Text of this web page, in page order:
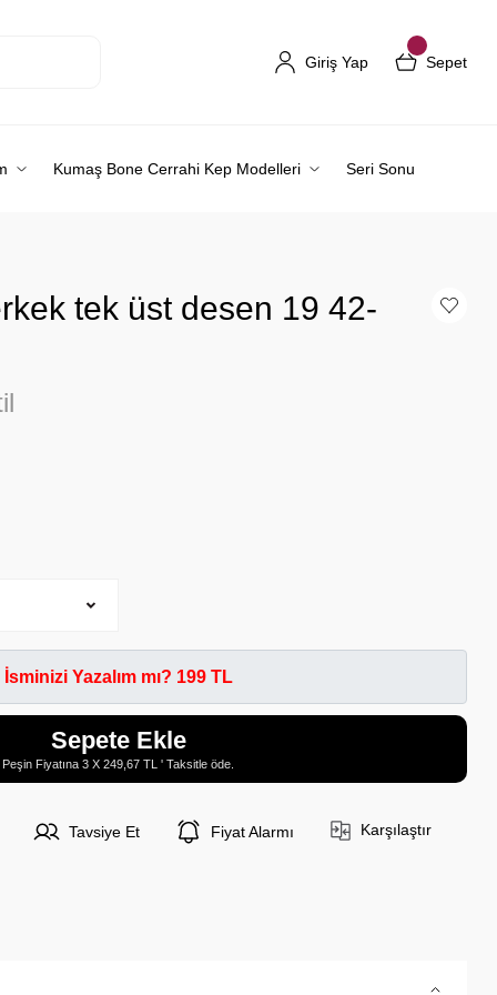
Giriş Yap Sepet
Kumaş Bone Cerrahi Kep Modelleri Seri Sonu
tek üst desen 19 42-
İsminizi Yazalım mı? 199 TL
Sepete Ekle
Peşin Fiyatına 3 X 249,67 TL ' Taksitle öde.
Tavsiye Et Fiyat Alarmı Karşılaştır